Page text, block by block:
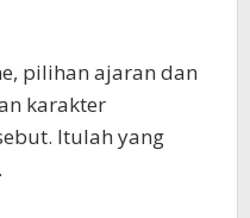
pilihan ajaran dan
karakter
Itulah yang